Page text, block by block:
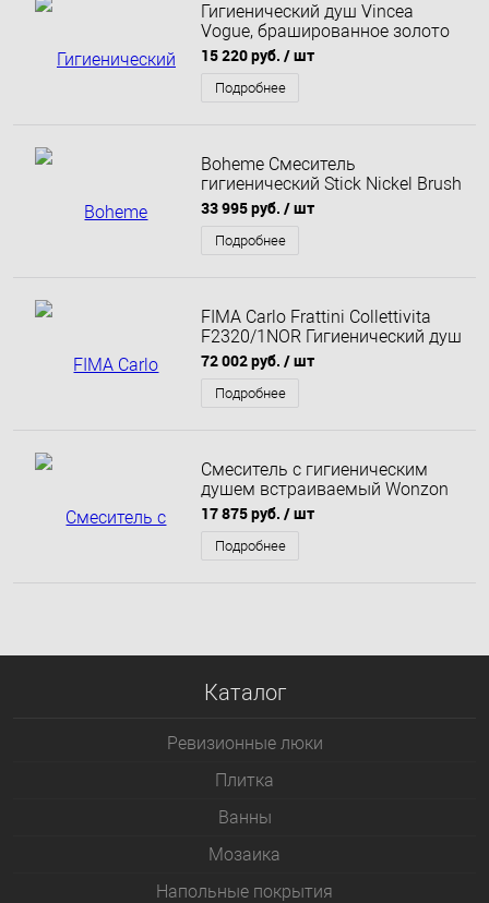
Гигиенический душ Vincea
Vogue, брашированное золото
VHFW-101BG
15 220 руб. / шт
Подробнее
Boheme Смеситель
гигиенический Stick Nickel Brush
Linea Никель брашированный
127-NB.3
33 995 руб. / шт
Подробнее
FIMA Carlo Frattini Collettivita
F2320/1NOR Гигиенический душ
со смесителем золото
72 002 руб. / шт
Подробнее
Смеситель с гигиеническим
душем встраиваемый Wonzon
& Woghand, Брашированный
никель (WW-88829903-BN)
17 875 руб. / шт
Подробнее
Каталог
Ревизионные люки
Плитка
Bанны
Мозаика
Напольные покрытия